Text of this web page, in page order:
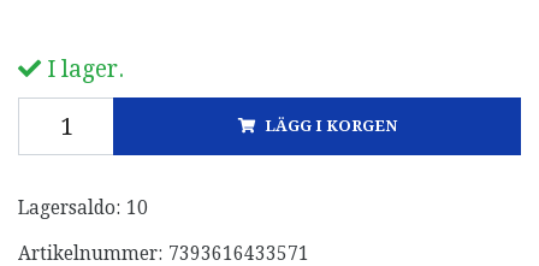
I lager.
LÄGG I KORGEN
Lagersaldo: 10
Artikelnummer: 7393616433571